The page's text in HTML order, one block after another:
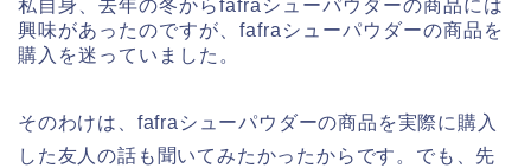
私自身、去年の冬からfafraシューパウダーの商品には
興味があったのですが、fafraシューパウダーの商品を
購入を迷っていました。
そのわけは、fafraシューパウダーの商品を実際に購入
した友人の話も聞いてみたかったからです。でも、先